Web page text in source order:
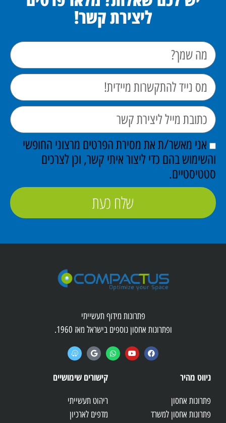
ליצירת קשר!
אני מאשר/ת את מסירת הפרטים מרצוני החופשי
בהם כדי ליצור איתי קשר, וכן לצרכים
שלח כעת
פתרונות מידוף תעשייתי
ופתרונות אחסון נוספים בישראל מאז 1960.
ניווט מהיר
פתרונות אחסון
פתרונות אחסון למשרד
קישורים שימושיים
ריהוט תעשייתי
מדפים לארכיון